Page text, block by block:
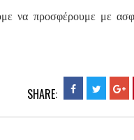
να προσφέρουμε με
SHARE: